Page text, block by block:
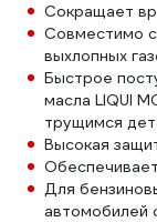
Сокращает
Совместимо
выхлопных
Быстрое
масла LIQUI
трущимся
Высокая
Для
автомобилей